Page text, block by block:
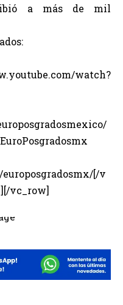
a más de mil
watch?
[/v
vc_row]